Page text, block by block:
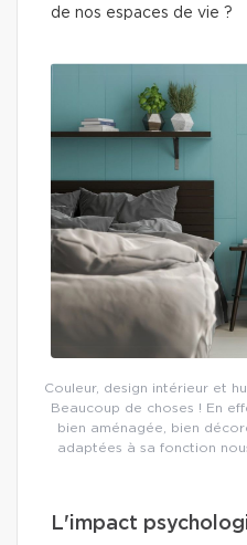
de nos espaces de vie ?
Couleur, design intérieur et
Beaucoup de choses ! En
bien aménagée, bien
adaptées à sa fonction
L'impact